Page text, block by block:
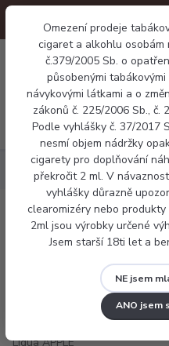
Omezení prodeje
cigaret a alkohlu
č.379/2005 Sb. o
působenými
návykovými látkami a o
zákonů č. 225/2006 Sb., č.
Podle vyhlášky č. 37/2017
nesmí objem nádržky
cigarety pro doplňování
překročit 2 ml. V
vyhlášky důrazně
clearomizéry nebo
2ml jsou výrobky určené
Jsem starší 18ti let a
NE jsem
ANO
Náplně E-liquid Liqua
E-liquid Liqua